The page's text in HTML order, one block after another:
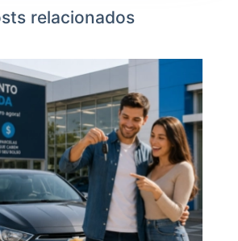
relacionados